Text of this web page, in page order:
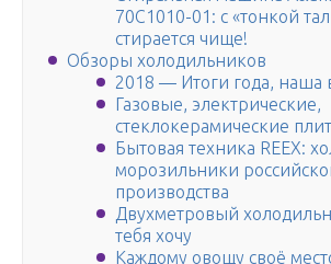
70С1010-01: с «тонкой
стирается чище!
Обзоры холодильников
2018 — Итоги года, наша
Газовые, электрические,
стеклокерамические
Бытовая техника REEX:
морозильники
производства
Двухметровый
тебя хочу
Каждому овощу своё